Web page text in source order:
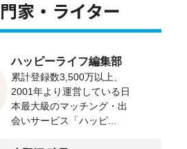
家・ライター
ハッピーライフ編集部
累計登録数3,500万以上、
2001年より運営している日
本最大級のマッチング・出
会いサービス「ハッピ...